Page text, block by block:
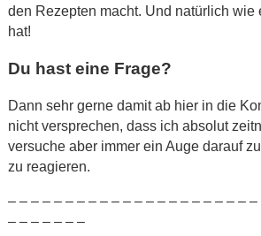
den Rezepten macht. Und natürlich wie
hat!
Du hast eine Frage?
Dann sehr gerne damit ab hier in die
nicht versprechen, dass ich absolut
versuche aber immer ein Auge darauf
zu reagieren.
– – – – – – – – – – – – – – – – – – – – –
– – – – – – –